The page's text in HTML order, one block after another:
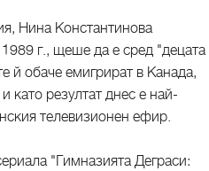
Нина Константинова
г., щеше да е сред "децата
й обаче емигрират в Канада,
като резултат днес е най-
телевизионен ефир.
"Гимназията Деграси: